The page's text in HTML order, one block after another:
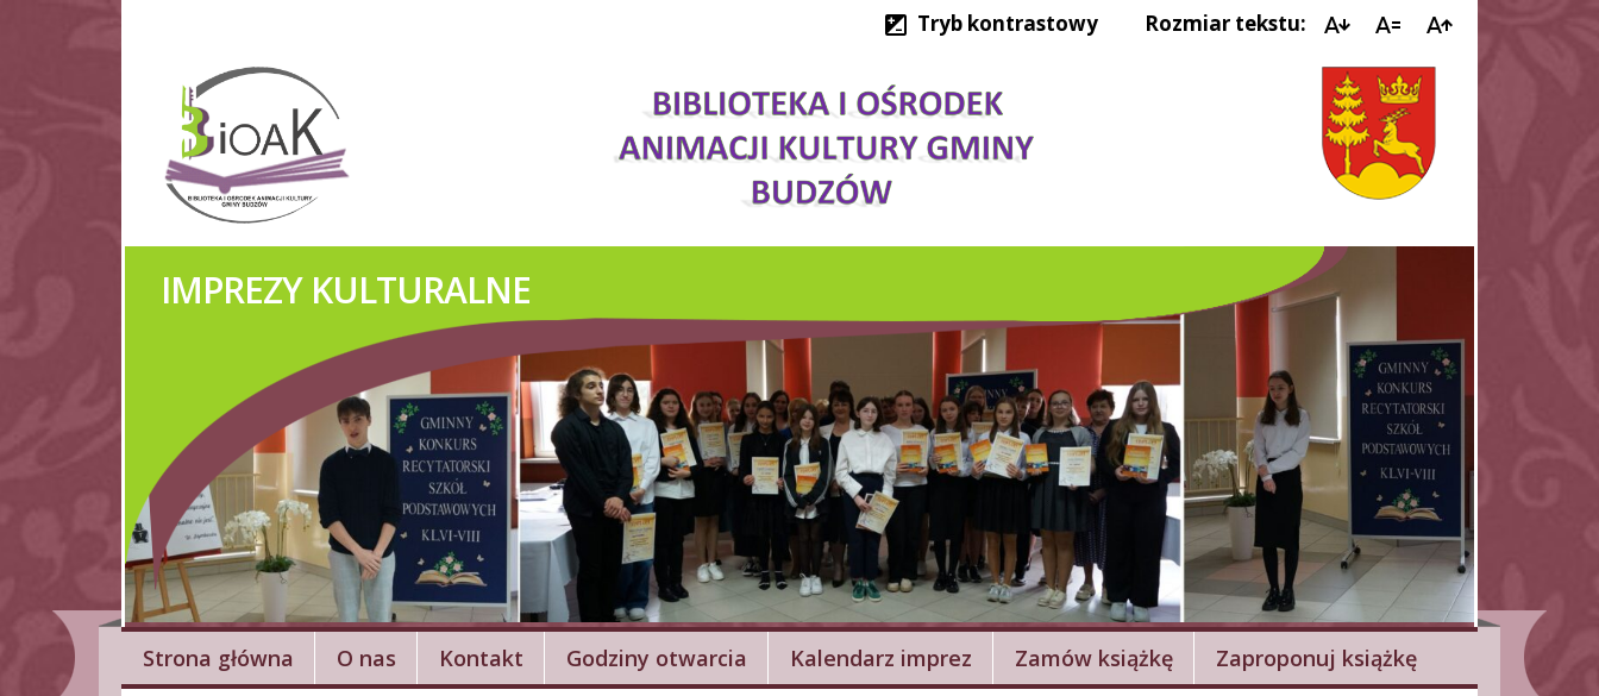
Tryb kontrastowy Rozmiar tekstu:
ZESPÓŁ REGIONALNY
Strona główna O nas Kontakt Godziny otwarcia Kalendarz imprez Zamów książkę Zaproponuj książkę